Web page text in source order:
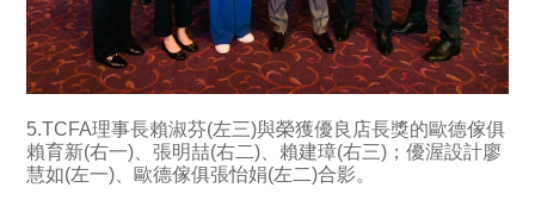
5.TCFA理事長賴淑芬(左三)與榮獲優良店長獎的歐德傢俱
賴育新(右一)、張明喆(右二)、賴建璋(右三)；優渥設計廖
慧如(左一)、歐德傢俱張怡娟(左二)合影。